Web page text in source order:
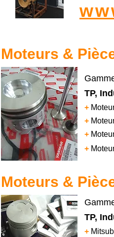
Moteurs &
TP,
+
+
+
+
TP,
+
Moteurs &